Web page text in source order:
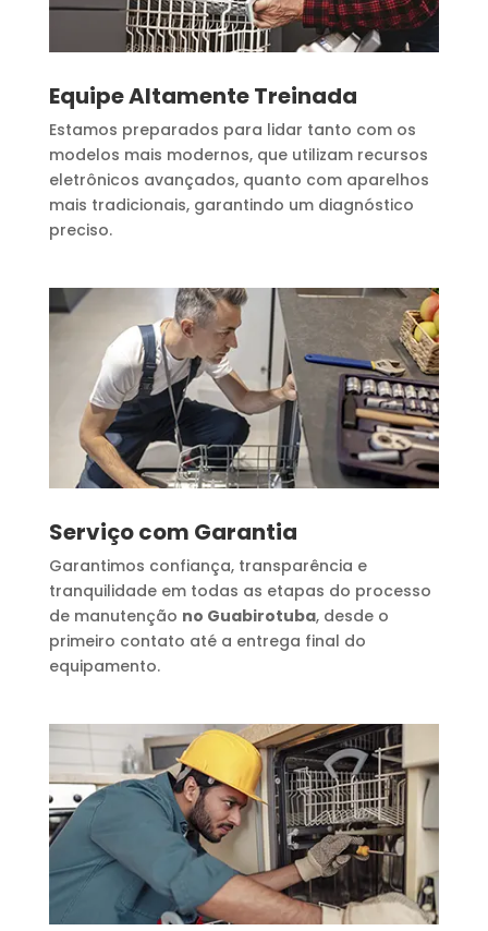
Equipe Altamente Treinada
Estamos preparados para lidar tanto com os
modelos mais modernos, que utilizam recursos
eletrônicos avançados, quanto com aparelhos
mais tradicionais, garantindo um diagnóstico
preciso.
Serviço com Garantia
Garantimos confiança, transparência e
tranquilidade em todas as etapas do processo
de manutenção no Guabirotuba, desde o
primeiro contato até a entrega final do
equipamento.